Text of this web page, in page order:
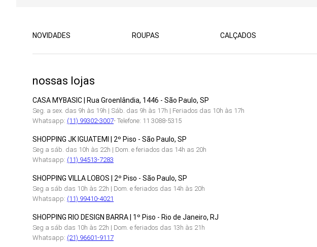
NOVIDADES ROUPAS CALÇADOS
nossas lojas
CASA MYBASIC | Rua Groenlândia, 1446 - São Paulo, SP
Seg. a sex. das 9h às 19h | Sáb. das 9h às 17h | Feriados das 10h às 17h
Whatsapp: (11) 99302-3007- Telefone: 11 3088-5315
SHOPPING JK IGUATEMI | 2º Piso - São Paulo, SP
Seg a sáb. das 10h às 22h | Dom. e feriados das 14h as 20h
Whatsapp: (11) 94513-7283
SHOPPING VILLA LOBOS | 2º Piso - São Paulo, SP
Seg a sáb das 10h às 22h | Dom. e feriados das 14h às 20h
Whatsapp: (11) 99410-4021
SHOPPING RIO DESIGN BARRA | 1º Piso - Rio de Janeiro, RJ
Seg a sáb das 10h às 22h | Dom. e feriados das 13h às 21h
Whatsapp: (21) 96601-9117